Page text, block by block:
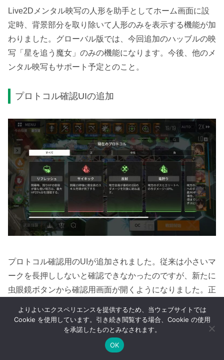
Live2Dメンタル映写の人形を助手としてホーム画面に設
定時、背景部分を取り除いて人形のみを表示する機能が加
わりました。グローバル版では、今回追加のハッブルの映
写「星を追う魔女」のみの機能になります。今後、他のメ
ンタル映写もサポート予定とのこと。
プロトコル確認UIの追加
プロトコル確認用のUIが追加されました。従来は小さいマ
ークを長押ししないと確認できなかったのですが、新たに
虫眼鏡ボタンから確認用画面が開くようになりました。正
イベント
検索
よりよいエクスペリエンスを提供するため、当ウェブサイトでは
Cookie を使用しています。引き続き閲覧する場合、Cookie の使用
を承諾したものとみなされます。
OK